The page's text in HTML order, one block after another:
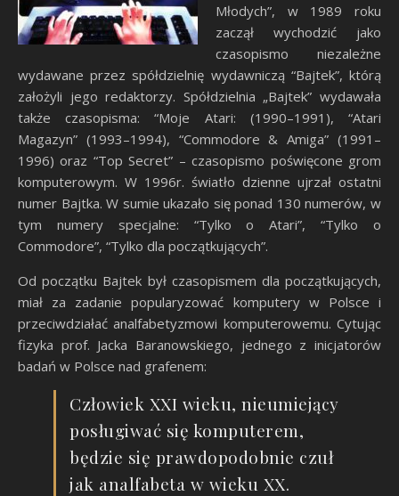
Młodych”, w 1989 roku
zaczął wychodzić jako
czasopismo niezależne
wydawane przez spółdzielnię wydawniczą “Bajtek”, którą
założyli jego redaktorzy. Spółdzielnia „Bajtek” wydawała
także czasopisma: “Moje Atari: (1990–1991), “Atari
Magazyn” (1993–1994), “Commodore & Amiga” (1991–
1996) oraz “Top Secret” – czasopismo poświęcone grom
komputerowym. W 1996r. światło dzienne ujrzał ostatni
numer Bajtka. W sumie ukazało się ponad 130 numerów, w
tym numery specjalne: “Tylko o Atari”, “Tylko o
Commodore”, “Tylko dla początkujących”.
Od początku Bajtek był czasopismem dla początkujących,
miał za zadanie popularyzować komputery w Polsce i
przeciwdziałać analfabetyzmowi komputerowemu. Cytując
fizyka prof. Jacka Baranowskiego, jednego z inicjatorów
badań w Polsce nad grafenem:
Człowiek XXI wieku, nieumiejący
posługiwać się komputerem,
będzie się prawdopodobnie czuł
jak analfabeta w wieku XX.